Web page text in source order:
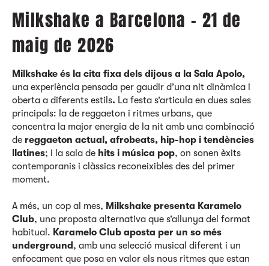
Milkshake a Barcelona - 21 de
maig de 2026
Milkshake és la cita fixa dels dijous a la Sala Apolo,
una experiència pensada per gaudir d’una nit dinàmica i
oberta a diferents estils. La festa s’articula en dues sales
principals: la de reggaeton i ritmes urbans, que
concentra la major energia de la nit amb una combinació
de reggaeton actual, afrobeats, hip-hop i tendències
llatines; i la sala de hits i música pop, on sonen èxits
contemporanis i clàssics reconeixibles des del primer
moment.
A més, un cop al mes, Milkshake presenta Karamelo
Club, una proposta alternativa que s’allunya del format
habitual. Karamelo Club aposta per un so més
underground , amb una selecció musical diferent i un
enfocament que posa en valor els nous ritmes que estan